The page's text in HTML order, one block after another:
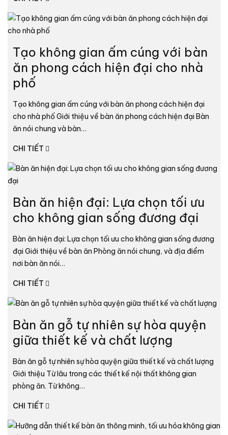
Tạo không gian ấm cúng với bàn
ăn phong cách hiện đại cho nhà
phố
Tạo không gian ấm cúng với bàn ăn phong cách hiện đại
cho nhà phố Giới thiệu về bàn ăn phong cách hiện đại Bàn
ăn nói chung và bàn…
CHI TIẾT
Bàn ăn hiện đại: Lựa chọn tối ưu
cho không gian sống đương đại
Bàn ăn hiện đại: Lựa chọn tối ưu cho không gian sống đương
đại Giới thiệu về bàn ăn Phòng ăn nói chung, và địa điểm
nơi bàn ăn nói…
CHI TIẾT
Bàn ăn gỗ tự nhiên sự hòa quyện
giữa thiết kế và chất lượng
Bàn ăn gỗ tự nhiên sự hòa quyện giữa thiết kế và chất lượng
Giới thiệu Từ lâu trong các thiết kế nội thất không gian
phòng ăn. Từ không…
CHI TIẾT